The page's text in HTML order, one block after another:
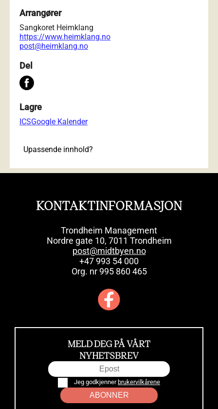
Arrangører
Sangkoret Heimklang
https://www.heimklang.no
post@heimklang.no
Del
Lagre
ICSGoogle Kalender
Upassende innhold?
KONTAKTINFORMASJON
Trondheim Management
Nordre gate 10, 7011 Trondheim
post@midtbyen.no
+47 993 54 000
Org. nr 995 860 465
MELD DEG PÅ VÅRT
NYHETSBREV
Jeg godkjenner brukervilkårene
ABONNER